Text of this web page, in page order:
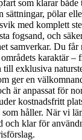
som klarar både
sättningar, pölar
med komplett
fogsand, och
samverkar. Du
karaktär –
till exklusiva
ger en
är anpassat för
kostnadsfritt
håller. När vi
och klar för